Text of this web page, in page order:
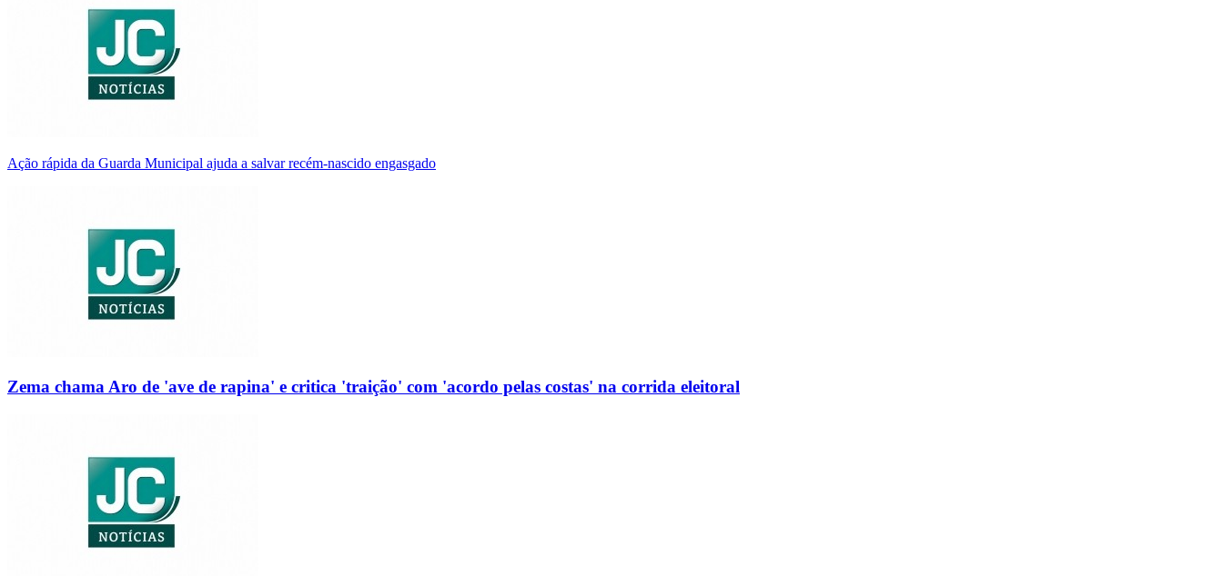
Ação rápida da Guarda Municipal ajuda a salvar recém-nascido engasgado
Zema chama Aro de 'ave de rapina' e critica 'traição' com 'acordo pelas costas' na corrida eleitoral